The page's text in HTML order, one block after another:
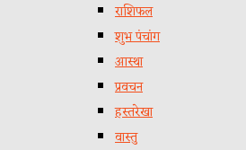
राशिफल
शुभ पंचांग
आस्था
प्रवचन
हस्तरेखा
वास्तु